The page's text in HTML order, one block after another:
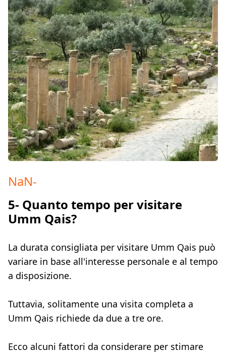
NaN-
5- Quanto tempo per visitare
Umm Qais?
La durata consigliata per visitare Umm Qais può
variare in base all'interesse personale e al tempo
a disposizione.
Tuttavia, solitamente una visita completa a
Umm Qais richiede da due a tre ore.
Ecco alcuni fattori da considerare per stimare